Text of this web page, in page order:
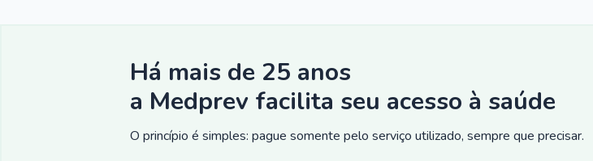
Há mais de 25 anos
a Medprev facilita seu acesso à saúde
O princípio é simples: pague somente pelo serviço utilizado, sempre que precisar.